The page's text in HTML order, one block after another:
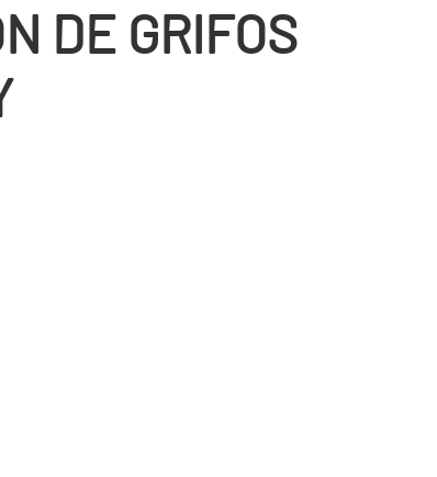
DE GRIFOS